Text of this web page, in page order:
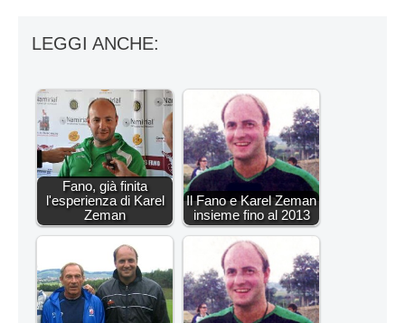
LEGGI ANCHE:
Fano, già finita
l'esperienza di Karel
Zeman
Il Fano e Karel Zeman
insieme fino al 2013